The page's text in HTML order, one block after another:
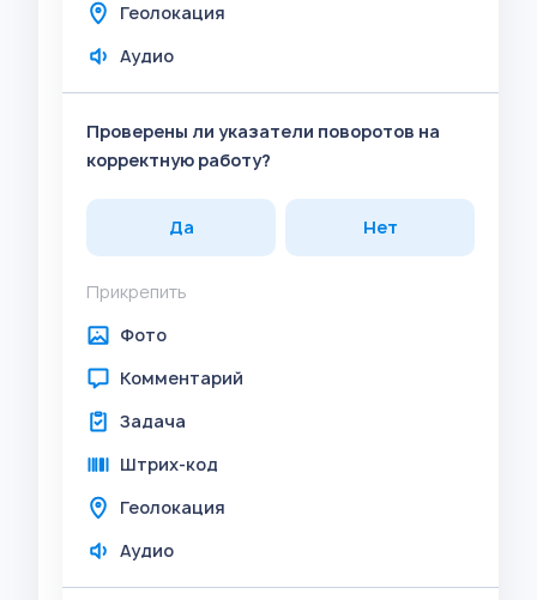
Геолокация
Аудио
Проверены ли указатели поворотов на
корректную работу?
Да Нет
Прикрепить
Фото
Комментарий
Задача
Штрих-код
Геолокация
Аудио